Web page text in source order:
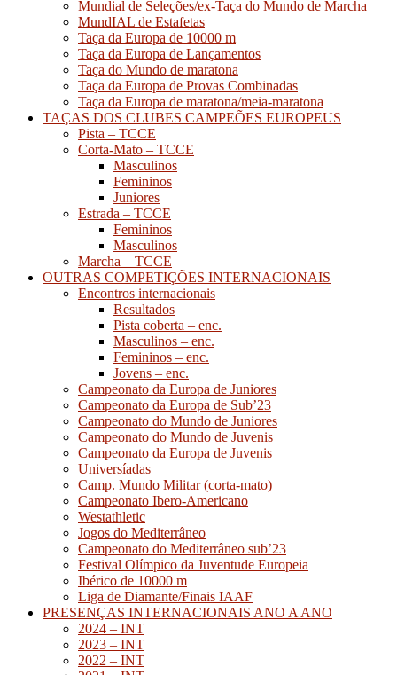
Mundial de Seleções/ex-Taça do Mundo de Marcha
MundIAL de Estafetas
Taça da Europa de 10000 m
Taça da Europa de Lançamentos
Taça do Mundo de maratona
Taça da Europa de Provas Combinadas
Taça da Europa de maratona/meia-maratona
TAÇAS DOS CLUBES CAMPEÕES EUROPEUS
Pista – TCCE
Corta-Mato – TCCE
Masculinos
Femininos
Juniores
Estrada – TCCE
Femininos
Masculinos
Marcha – TCCE
OUTRAS COMPETIÇÕES INTERNACIONAIS
Encontros internacionais
Resultados
Pista coberta – enc.
Masculinos – enc.
Femininos – enc.
Jovens – enc.
Campeonato da Europa de Juniores
Campeonato da Europa de Sub’23
Campeonato do Mundo de Juniores
Campeonato do Mundo de Juvenis
Campeonato da Europa de Juvenis
Universíadas
Camp. Mundo Militar (corta-mato)
Campeonato Ibero-Americano
Westathletic
Jogos do Mediterrâneo
Campeonato do Mediterrâneo sub’23
Festival Olímpico da Juventude Europeia
Ibérico de 10000 m
Liga de Diamante/Finais IAAF
PRESENÇAS INTERNACIONAIS ANO A ANO
2024 – INT
2023 – INT
2022 – INT